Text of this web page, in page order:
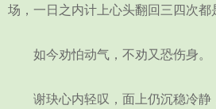
场，一日之内计上心头翻回三四次都
如今劝怕动气，不劝又恐伤身。
谢玦心内轻叹，面上仍沉稳冷静